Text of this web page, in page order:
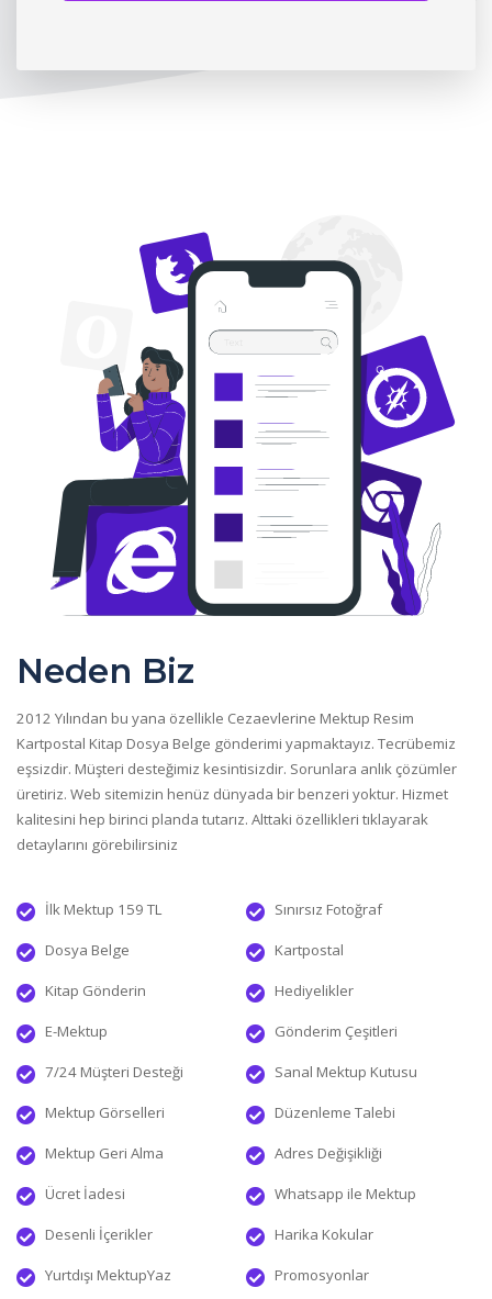
Neden Biz
2012 Yılından bu yana özellikle Cezaevlerine Mektup Resim
Kartpostal Kitap Dosya Belge gönderimi yapmaktayız. Tecrübemiz
eşsizdir. Müşteri desteğimiz kesintisizdir. Sorunlara anlık çözümler
üretiriz. Web sitemizin henüz dünyada bir benzeri yoktur. Hizmet
kalitesini hep birinci planda tutarız. Alttaki özellikleri tıklayarak
detaylarını görebilirsiniz
İlk Mektup 159 TL Sınırsız Fotoğraf
Dosya Belge Kartpostal
Kitap Gönderin Hediyelikler
E-Mektup Gönderim Çeşitleri
7/24 Müşteri Desteği Sanal Mektup Kutusu
Mektup Görselleri Düzenleme Talebi
Mektup Geri Alma Adres Değişikliği
Ücret İadesi Whatsapp ile Mektup
Desenli İçerikler Harika Kokular
Yurtdışı MektupYaz Promosyonlar